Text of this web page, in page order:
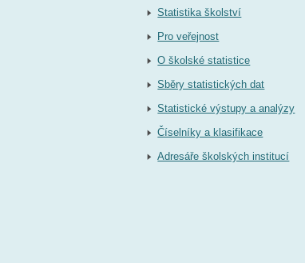
Statistika školství
Pro veřejnost
O školské statistice
Sběry statistických dat
Statistické výstupy a analýzy
Číselníky a klasifikace
Adresáře školských institucí